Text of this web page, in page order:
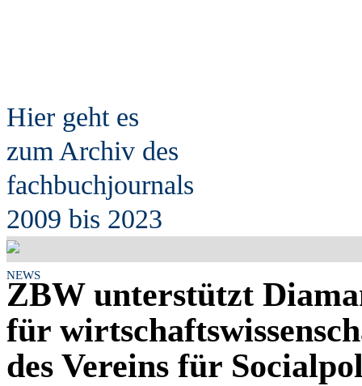
Hier geht es
zum Archiv des
fachbuchjournals
2009 bis 2023
NEWS
ZBW unterstützt
für
des Vereins für